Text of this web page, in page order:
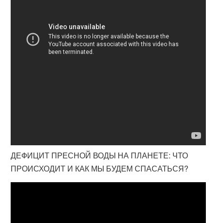
ДЕФИЦИТ ПРЕСНОЙ ВОДЫ НА ПЛАНЕТЕ: ЧТО
ПРОИСХОДИТ И КАК МЫ БУДЕМ СПАСАТЬСЯ?